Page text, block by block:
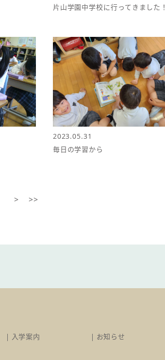
片山学園中学校に行ってきました！
2023.05.31
毎日の学習から
> >>
入学案内 お知らせ